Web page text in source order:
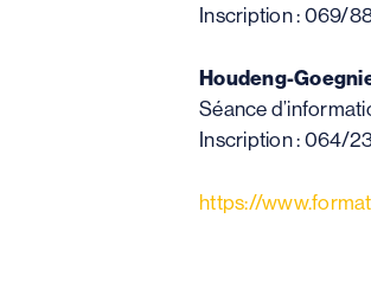
Inscription : 069/88
Houdeng-
Séance
Inscription : 064/23
https://